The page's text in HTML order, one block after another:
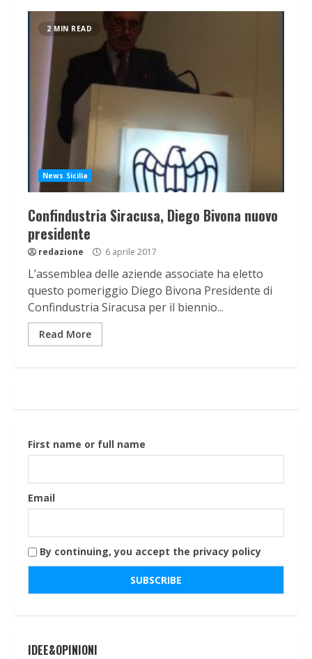
2 MIN READ
News Sicilia
Confindustria Siracusa, Diego Bivona nuovo
presidente
redazione 6 aprile 2017
L’assemblea delle aziende associate ha eletto
questo pomeriggio Diego Bivona Presidente di
Confindustria Siracusa per il biennio...
Read More
First name or full name
Email
By continuing, you accept the privacy policy
IDEE&OPINIONI